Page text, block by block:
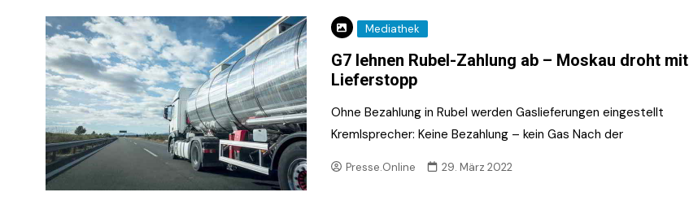
Mediathek
G7 lehnen Rubel-Zahlung ab – Moskau droht mit
Lieferstopp
Ohne Bezahlung in Rubel werden Gaslieferungen eingestellt
Kremlsprecher: Keine Bezahlung – kein Gas Nach der
Presse.Online 29. März 2022